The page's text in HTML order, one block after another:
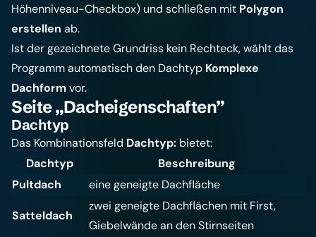
Höhenniveau-Checkbox) und schließen mit Polygon
erstellen ab.
Ist der gezeichnete Grundriss kein Rechteck, wählt das
Programm automatisch den Dachtyp Komplexe
Dachformvor.
Seite „Dacheigenschaften”
Dachtyp
Das Kombinationsfeld Dachtyp: bietet:
Dachtyp
Beschreibung
Pultdach
eine geneigte Dachfläche
Satteldach
zwei geneigte Dachflächen mit First,
Giebelwände an den Stirnseiten